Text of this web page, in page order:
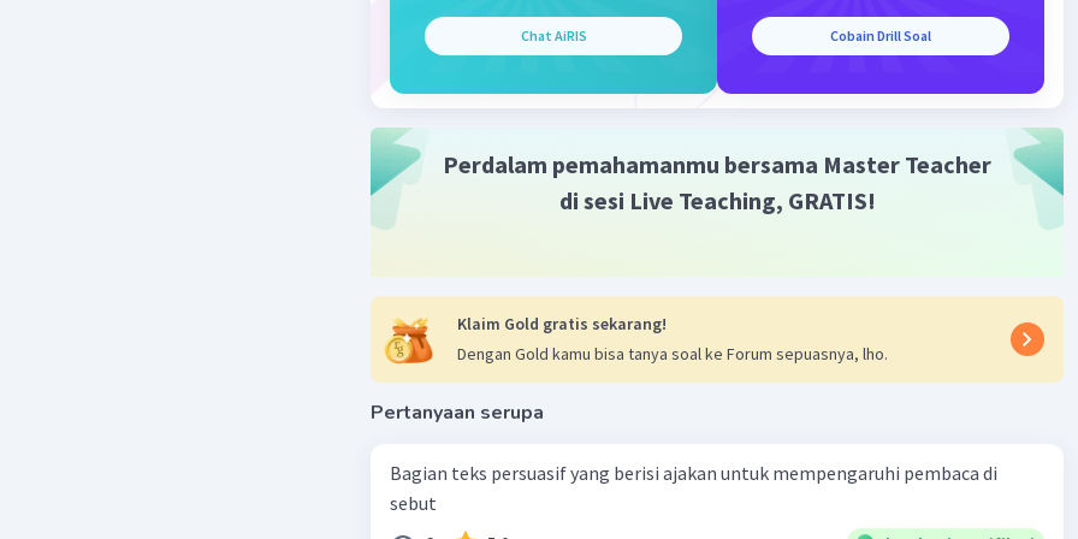
bagian lain yang relevan tergantung pada jenis proposal yang dibuat.
Jadi, kutipan proposal berperan penting dalam memperkenalkan
Maaf kalo salah:)
Chat AiRIS Cobain Drill Soal
Perdalam pemahamanmu bersama Master Teacher
di sesi Live Teaching, GRATIS!
Klaim Gold gratis sekarang!
Dengan Gold kamu bisa tanya soal ke Forum sepuasnya, lho.
Pertanyaan serupa
Bagian teks persuasif yang berisi ajakan untuk mempengaruhi pembaca di
sebut